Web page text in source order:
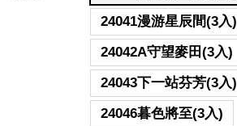
24041漫游星辰間(3入)
24042A守望麥田(3入)
24043下一站芬芳(3入)
24046暮色將至(3入)